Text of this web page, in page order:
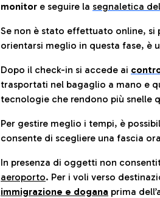
monitor e seguire la segnaletica
Se non è stato effettuato online, si
orientarsi meglio in questa fase, è
Dopo il check-in si accede ai
trasportati nel bagaglio a mano e
tecnologie che rendono più snelle
Per gestire meglio i tempi, è
consente di scegliere una fascia
In presenza di oggetti non
aeroporto. Per i voli verso
immigrazione e dogana prima